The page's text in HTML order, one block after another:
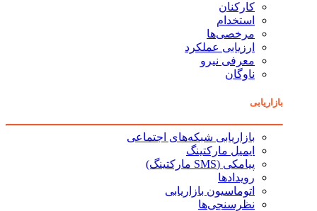
کارکنان
استخدام
مرخصی‌ها
ارزیابی عملکرد
معرفی نیرو
ناوگان
بازاریابی
بازاریابی شبکه‌های اجتماعی
ایمیل مارکتینگ
پیامکی (SMS مارکتینگ)
رویدادها
اتوماسیون بازاریابی
نظرسنجی‌ها